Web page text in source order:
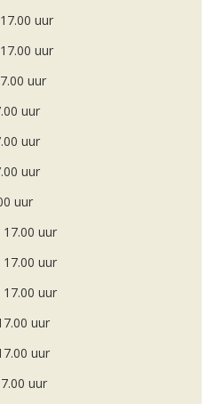
uur
uur
uur
uur
uur
uur
uur
uur
uur
uur
uur
uur
uur